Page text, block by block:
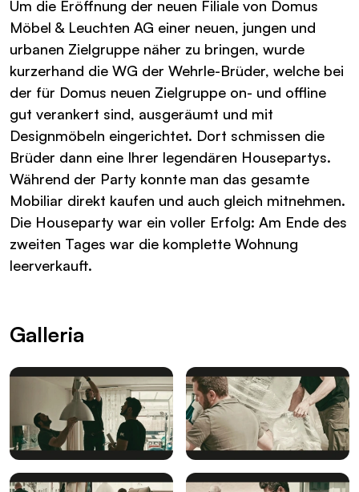
Um die Eröffnung der neuen Filiale von Domus
Möbel & Leuchten AG einer neuen, jungen und
urbanen Zielgruppe näher zu bringen, wurde
kurzerhand die WG der Wehrle-Brüder, welche bei
der für Domus neuen Zielgruppe on- und offline
gut verankert sind, ausgeräumt und mit
Designmöbeln eingerichtet. Dort schmissen die
Brüder dann eine Ihrer legendären Housepartys.
Während der Party konnte man das gesamte
Mobiliar direkt kaufen und auch gleich mitnehmen.
Die Houseparty war ein voller Erfolg: Am Ende des
zweiten Tages war die komplette Wohnung
leerverkauft.
Galleria